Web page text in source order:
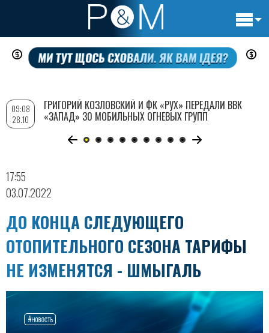
Перейти
содержанию
17:55
03.07.2022
ДО КОНЦА СЛЕДУЮЩЕГО
ОТОПИТЕЛЬНОГО СЕЗОНА ТАРИФЫ
НЕ ИЗМЕНЯТСЯ - ШМЫГАЛЬ
09:08
28.10
ГРИГОРИЙ КОЗЛОВСКИЙ И ФК «РУХ» ПЕРЕДАЛИ ВВК
«ЗАПАД» 30 МОБИЛЬНЫХ ОГНЕВЫХ ГРУПП